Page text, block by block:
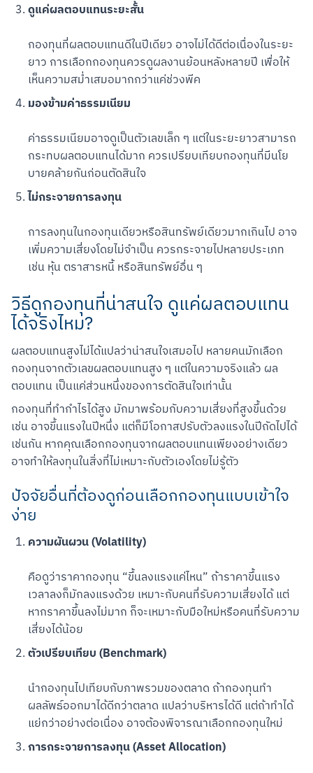
ดูแค่ผลตอบแทนระยะสั้น
กองทุนที่ผลตอบแทนดีในปีเดียว อาจไม่ได้ดีต่อเนื่องในระยะ
ยาว การเลือกกองทุนควรดูผลงานย้อนหลังหลายปี เพื่อให้
เห็นความสม่ำเสมอมากกว่าแค่ช่วงพีค
มองข้ามค่าธรรมเนียม
ค่าธรรมเนียมอาจดูเป็นตัวเลขเล็ก ๆ แต่ในระยะยาวสามารถ
กระทบผลตอบแทนได้มาก ควรเปรียบเทียบกองทุนที่มีนโย
บายคล้ายกันก่อนตัดสินใจ
ไม่กระจายการลงทุน
การลงทุนในกองทุนเดียวหรือสินทรัพย์เดียวมากเกินไป อาจ
เพิ่มความเสี่ยงโดยไม่จำเป็น ควรกระจายไปหลายประเภท
เช่น หุ้น ตราสารหนี้ หรือสินทรัพย์อื่น ๆ
วิธีดูกองทุนที่น่าสนใจ ดูแค่ผลตอบแทน
ได้จริงไหม?
ผลตอบแทนสูงไม่ได้แปลว่าน่าสนใจเสมอไป หลายคนมักเลือก
กองทุนจากตัวเลขผลตอบแทนสูง ๆ แต่ในความจริงแล้ว ผล
ตอบแทน เป็นแค่ส่วนหนึ่งของการตัดสินใจเท่านั้น
กองทุนที่ทำกำไรได้สูง มักมาพร้อมกับความเสี่ยงที่สูงขึ้นด้วย
เช่น อาจขึ้นแรงในปีหนึ่ง แต่ก็มีโอกาสปรับตัวลงแรงในปีถัดไปได้
เช่นกัน หากคุณเลือกกองทุนจากผลตอบแทนเพียงอย่างเดียว
อาจทำให้ลงทุนในสิ่งที่ไม่เหมาะกับตัวเองโดยไม่รู้ตัว
ปัจจัยอื่นที่ต้องดูก่อนเลือกกองทุนแบบเข้าใจ
ง่าย
ความผันผวน (Volatility)
คือดูว่าราคากองทุน “ขึ้นลงแรงแค่ไหน” ถ้าราคาขึ้นแรง
เวลาลงก็มักลงแรงด้วย เหมาะกับคนที่รับความเสี่ยงได้ แต่
หากราคาขึ้นลงไม่มาก ก็จะเหมาะกับมือใหม่หรือคนที่รับความ
เสี่ยงได้น้อย
ตัวเปรียบเทียบ (Benchmark)
นำกองทุนไปเทียบกับภาพรวมของตลาด ถ้ากองทุนทำ
ผลลัพธ์ออกมาได้ดีกว่าตลาด แปลว่าบริหารได้ดี แต่ถ้าทำได้
แย่กว่าอย่างต่อเนื่อง อาจต้องพิจารณาเลือกกองทุนใหม่
การกระจายการลงทุน (Asset Allocation)